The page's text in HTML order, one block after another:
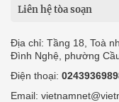
Liên hệ tòa soạn
Địa chỉ: Tầng 18, Toà
Đình Nghệ, phường
Điện thoại:
Email: